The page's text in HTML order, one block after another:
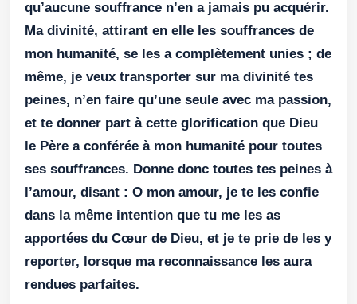
qu’aucune souffrance n’en a jamais pu acquérir.
Ma divinité, attirant en elle les souffrances de
mon humanité, se les a complètement unies ; de
même, je veux transporter sur ma divinité tes
peines, n’en faire qu’une seule avec ma passion,
et te donner part à cette glorification que Dieu
le Père a conférée à mon humanité pour toutes
ses souffrances. Donne donc toutes tes peines à
l’amour, disant : O mon amour, je te les confie
dans la même intention que tu me les as
apportées du Cœur de Dieu, et je te prie de les y
reporter, lorsque ma reconnaissance les aura
rendues parfaites.